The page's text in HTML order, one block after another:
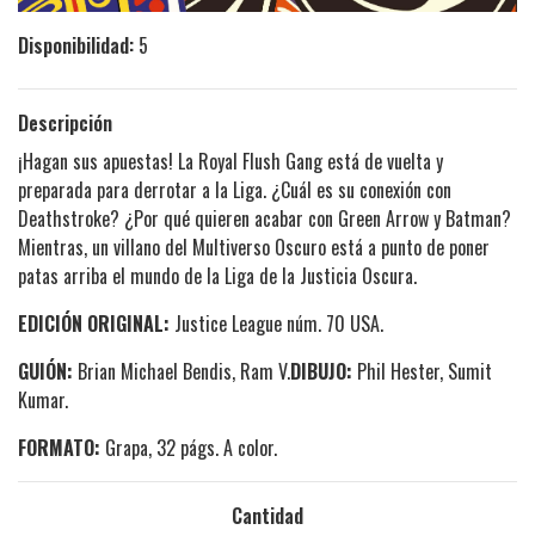
Disponibilidad: 5
Descripción
¡Hagan sus apuestas! La Royal Flush Gang está de vuelta y
preparada para derrotar a la Liga. ¿Cuál es su conexión con
Deathstroke? ¿Por qué quieren acabar con Green Arrow y Batman?
Mientras, un villano del Multiverso Oscuro está a punto de poner
patas arriba el mundo de la Liga de la Justicia Oscura.
EDICIÓN ORIGINAL: Justice League núm. 70 USA.
GUIÓN: Brian Michael Bendis, Ram V.DIBUJO: Phil Hester, Sumit
Kumar.
FORMATO: Grapa, 32 págs. A color.
Cantidad